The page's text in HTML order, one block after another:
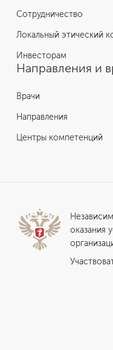
Сотрудничество
Локальный этический
Инвесторам
Направления и
Врачи
Направления
Центры компетенций
оказания